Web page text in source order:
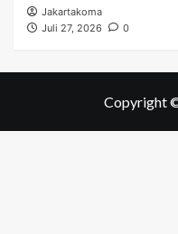
Jakartakoma
Juli 27, 2026
0
Copyright